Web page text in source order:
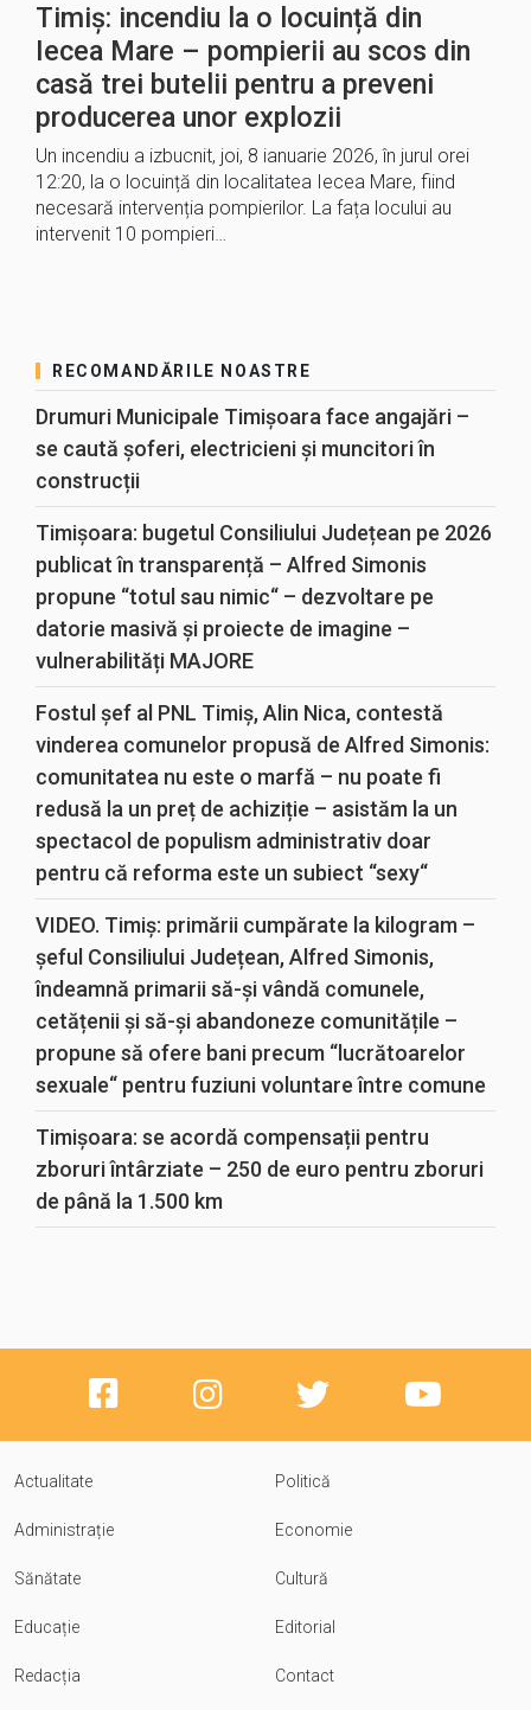
Timiș: incendiu la o locuință din
Iecea Mare – pompierii au scos din
casă trei butelii pentru a preveni
producerea unor explozii
Un incendiu a izbucnit, joi, 8 ianuarie 2026, în jurul orei
12:20, la o locuință din localitatea Iecea Mare, fiind
necesară intervenția pompierilor. La fața locului au
intervenit 10 pompieri…
RECOMANDĂRILE NOASTRE
Drumuri Municipale Timișoara face angajări –
se caută șoferi, electricieni și muncitori în
construcții
Timișoara: bugetul Consiliului Județean pe 2026
publicat în transparență – Alfred Simonis
propune “totul sau nimic“ – dezvoltare pe
datorie masivă și proiecte de imagine –
vulnerabilități MAJORE
Fostul șef al PNL Timiș, Alin Nica, contestă
vinderea comunelor propusă de Alfred Simonis:
comunitatea nu este o marfă – nu poate fi
redusă la un preț de achiziție – asistăm la un
spectacol de populism administrativ doar
pentru că reforma este un subiect “sexy“
VIDEO. Timiș: primării cumpărate la kilogram –
șeful Consiliului Județean, Alfred Simonis,
îndeamnă primarii să-și vândă comunele,
cetățenii și să-și abandoneze comunitățile –
propune să ofere bani precum “lucrătoarelor
sexuale“ pentru fuziuni voluntare între comune
Timișoara: se acordă compensații pentru
zboruri întârziate – 250 de euro pentru zboruri
de până la 1.500 km
Actualitate Politică
Administrație Economie
Sănătate Cultură
Educație Editorial
Redacția Contact